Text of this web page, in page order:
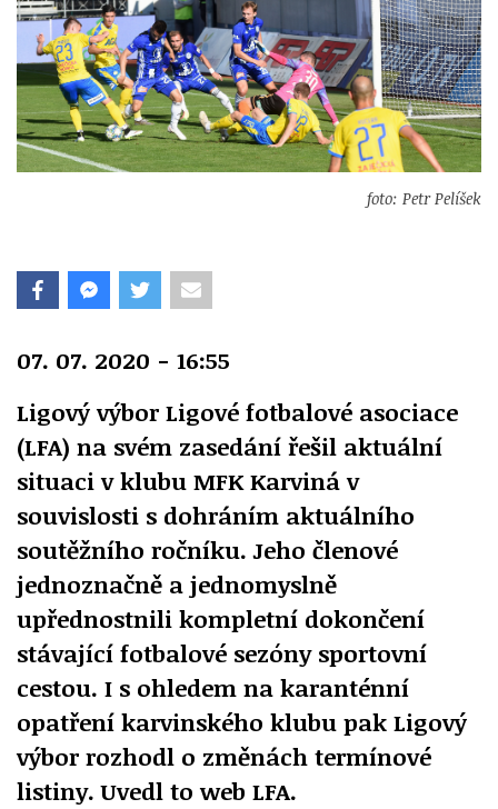
foto: Petr Pelíšek
07. 07. 2020 - 16:55
Ligový výbor Ligové fotbalové asociace
(LFA) na svém zasedání řešil aktuální
situaci v klubu MFK Karviná v
souvislosti s dohráním aktuálního
soutěžního ročníku. Jeho členové
jednoznačně a jednomyslně
upřednostnili kompletní dokončení
stávající fotbalové sezóny sportovní
cestou. I s ohledem na karanténní
opatření karvinského klubu pak Ligový
výbor rozhodl o změnách termínové
listiny. Uvedl to web LFA.